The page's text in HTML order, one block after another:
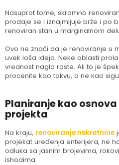
Nasuprot tome, skromno
prodaje se i iznajmljuje brže i po
renoviran stan u marginalnom
Ovo ne znači da je renoviranje u
uvek loša ideja. Neke oblasti
vrednost naglo raste. Ali to je
procenite kao takvu, a ne kao
Planiranje kao
projekta
Na kraju, renoviranje nekretnine
projekat uređenja enterijera, ne
odluka sa jasnim brojevima,
ishodima.